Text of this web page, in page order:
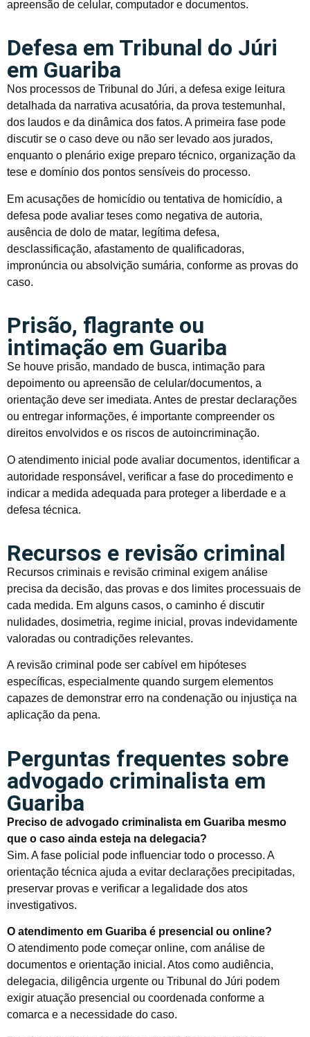
apreensão de celular, computador e documentos.
Defesa em Tribunal do Júri
em Guariba
Nos processos de Tribunal do Júri, a defesa exige leitura
detalhada da narrativa acusatória, da prova testemunhal,
dos laudos e da dinâmica dos fatos. A primeira fase pode
discutir se o caso deve ou não ser levado aos jurados,
enquanto o plenário exige preparo técnico, organização da
tese e domínio dos pontos sensíveis do processo.
Em acusações de homicídio ou tentativa de homicídio, a
defesa pode avaliar teses como negativa de autoria,
ausência de dolo de matar, legítima defesa,
desclassificação, afastamento de qualificadoras,
impronúncia ou absolvição sumária, conforme as provas do
caso.
Prisão, flagrante ou
intimação em Guariba
Se houve prisão, mandado de busca, intimação para
depoimento ou apreensão de celular/documentos, a
orientação deve ser imediata. Antes de prestar declarações
ou entregar informações, é importante compreender os
direitos envolvidos e os riscos de autoincriminação.
O atendimento inicial pode avaliar documentos, identificar a
autoridade responsável, verificar a fase do procedimento e
indicar a medida adequada para proteger a liberdade e a
defesa técnica.
Recursos e revisão criminal
Recursos criminais e revisão criminal exigem análise
precisa da decisão, das provas e dos limites processuais de
cada medida. Em alguns casos, o caminho é discutir
nulidades, dosimetria, regime inicial, provas indevidamente
valoradas ou contradições relevantes.
A revisão criminal pode ser cabível em hipóteses
específicas, especialmente quando surgem elementos
capazes de demonstrar erro na condenação ou injustiça na
aplicação da pena.
Perguntas frequentes sobre
advogado criminalista em
Guariba
Preciso de advogado criminalista em Guariba mesmo
que o caso ainda esteja na delegacia?
Sim. A fase policial pode influenciar todo o processo. A
orientação técnica ajuda a evitar declarações precipitadas,
preservar provas e verificar a legalidade dos atos
investigativos.
O atendimento em Guariba é presencial ou online?
O atendimento pode começar online, com análise de
documentos e orientação inicial. Atos como audiência,
delegacia, diligência urgente ou Tribunal do Júri podem
exigir atuação presencial ou coordenada conforme a
comarca e a necessidade do caso.